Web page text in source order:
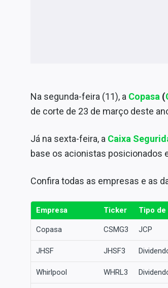
Na segunda-feira (11), a Copasa (
de corte de 23 de março deste
Já na sexta-feira, a Caixa
base os acionistas posicionados
Confira todas as empresas e as
Empresa Ticker Tipo de
Copasa CSMG3 JCP
JHSF JHSF3
Whirlpool WHRL3